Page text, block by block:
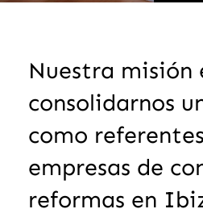
Nuestra misión
consolidarnos
como
empresas de
reformas en